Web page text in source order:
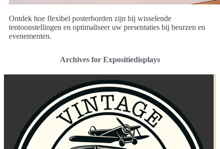
Ontdek hoe flexibel posterborden zijn bij wisselende
tentoonstellingen en optimaliseer uw presentaties bij beurzen en
evenementen.
Archives for Expositiedisplays